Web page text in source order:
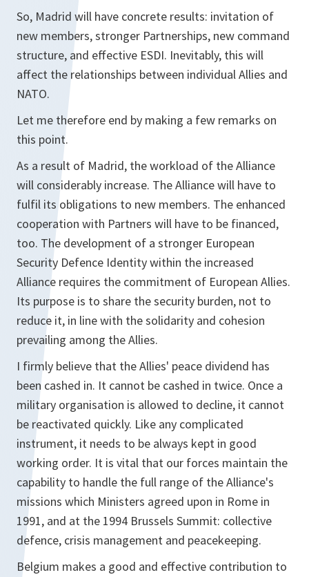
So, Madrid will have concrete results: invitation of
new members, stronger Partnerships, new command
structure, and effective ESDI. Inevitably, this will
affect the relationships between individual Allies and
NATO.
Let me therefore end by making a few remarks on
this point.
As a result of Madrid, the workload of the Alliance
will considerably increase. The Alliance will have to
fulfil its obligations to new members. The enhanced
cooperation with Partners will have to be financed,
too. The development of a stronger European
Security Defence Identity within the increased
Alliance requires the commitment of European Allies.
Its purpose is to share the security burden, not to
reduce it, in line with the solidarity and cohesion
prevailing among the Allies.
I firmly believe that the Allies' peace dividend has
been cashed in. It cannot be cashed in twice. Once a
military organisation is allowed to decline, it cannot
be reactivated quickly. Like any complicated
instrument, it needs to be always kept in good
working order. It is vital that our forces maintain the
capability to handle the full range of the Alliance's
missions which Ministers agreed upon in Rome in
1991, and at the 1994 Brussels Summit: collective
defence, crisis management and peacekeeping.
Belgium makes a good and effective contribution to